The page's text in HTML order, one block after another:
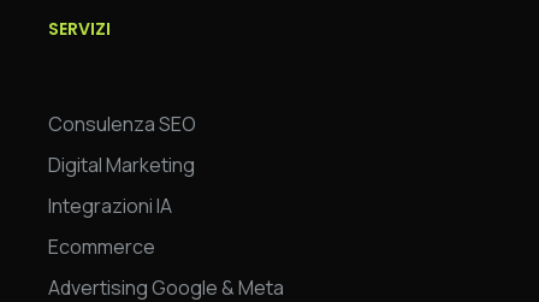
SERVIZI
Consulenza SEO
Digital Marketing
Integrazioni IA
Ecommerce
Advertising Google & Meta